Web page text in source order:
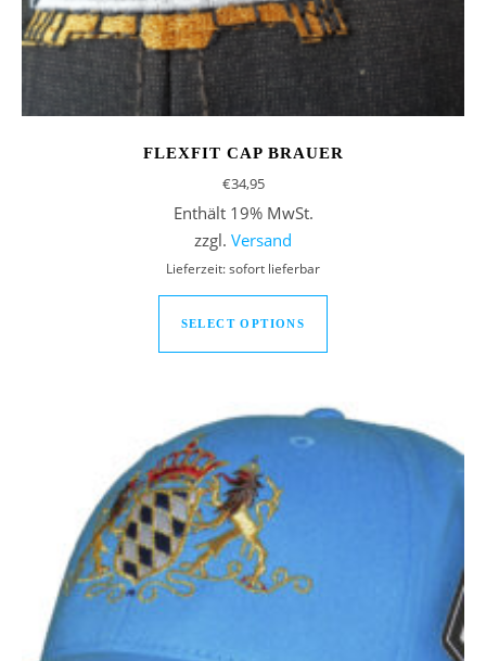
FLEXFIT CAP BRAUER
€34,95
Enthält 19% MwSt.
zzgl. Versand
Lieferzeit: sofort lieferbar
SELECT OPTIONS
Dieses Produkt